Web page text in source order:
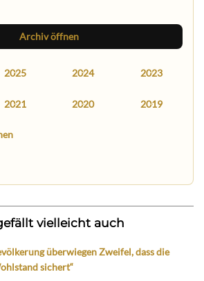
Archiv öffnen
2025 2024 2023
2021 2020 2019
vielleicht auch
überwiegen Zweifel, dass die
sichert“